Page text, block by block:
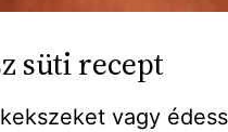
süti recept
vagy